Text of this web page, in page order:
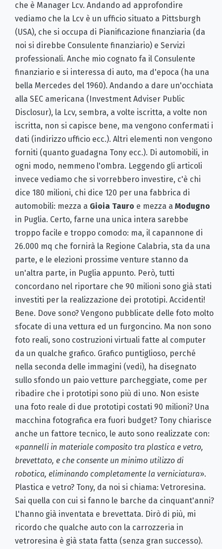
che è Manager Lcv. Andando ad approfondire
vediamo che la Lcv è un ufficio situato a Pittsburgh
(USA), che si occupa di Pianificazione finanziaria (da
noi si direbbe Consulente finanziario) e Servizi
professionali. Anche mio cognato fa il Consulente
finanziario e si interessa di auto, ma d'epoca (ha una
bella Mercedes del 1960). Andando a dare un'occhiata
alla SEC americana (Investment Adviser Public
Disclosur), la Lcv, sembra, a volte iscritta, a volte non
iscritta, non si capisce bene, ma vengono confermati i
dati (indirizzo ufficio ecc.). Altri elementi non vengono
forniti (quanto guadagna Tony ecc.). Di automobili, in
ogni modo, nemmeno l'ombra. Leggendo gli articoli
invece vediamo che si vorrebbero investire, c'è chi
dice 180 milioni, chi dice 120 per una fabbrica di
automobili: mezza a Gioia Tauro e mezza a Modugno
in Puglia. Certo, farne una unica intera sarebbe
troppo facile e troppo comodo: ma, il capannone di
26.000 mq che fornirà la Regione Calabria, sta da una
parte, e le elezioni prossime venture stanno da
un'altra parte, in Puglia appunto. Però, tutti
concordano nel riportare che 90 milioni sono già stati
investiti per la realizzazione dei prototipi. Accidenti!
Bene. Dove sono? Vengono pubblicate delle foto molto
sfocate di una vettura ed un furgoncino. Ma non sono
foto reali, sono costruzioni virtuali fatte al computer
da un qualche grafico. Grafico puntiglioso, perché
nella seconda delle immagini (vedi), ha disegnato
sullo sfondo un paio vetture parcheggiate, come per
ribadire che i prototipi sono più di uno. Non esiste
una foto reale di due prototipi costati 90 milioni? Una
macchina fotografica era fuori budget? Tony chiarisce
anche un fattore tecnico, le auto sono realizzate con:
«pannelli in materiale composito tra plastica e vetro,
brevettato, e che consente un minimo utilizzo di
robotica, eliminando completamente la verniciatura».
Plastica e vetro? Tony, da noi si chiama: Vetroresina.
Sai quella con cui si fanno le barche da cinquant'anni?
L'hanno già inventata e brevettata. Dirò di più, mi
ricordo che qualche auto con la carrozzeria in
vetroresina è già stata fatta (senza gran successo).